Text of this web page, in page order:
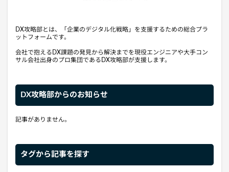
DX攻略部とは、「企業のデジタル化戦略」を支援するための総合プラ
ットフォームです。
会社で抱えるDX課題の発見から解決までを現役エンジニアや大手コン
サル会社出身のプロ集団であるDX攻略部が支援します。
DX攻略部からのお知らせ
記事がありません。
タグから記事を探す